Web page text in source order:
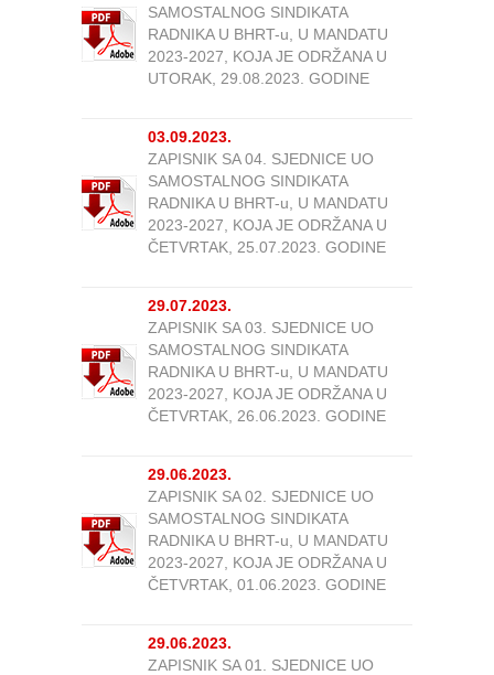
SAMOSTALNOG SINDIKATA
RADNIKA U BHRT-u, U MANDATU
2023-2027, KOJA JE ODRŽANA U
UTORAK, 29.08.2023. GODINE
03.09.2023.
ZAPISNIK SA 04. SJEDNICE UO
SAMOSTALNOG SINDIKATA
RADNIKA U BHRT-u, U MANDATU
2023-2027, KOJA JE ODRŽANA U
ČETVRTAK, 25.07.2023. GODINE
29.07.2023.
ZAPISNIK SA 03. SJEDNICE UO
SAMOSTALNOG SINDIKATA
RADNIKA U BHRT-u, U MANDATU
2023-2027, KOJA JE ODRŽANA U
ČETVRTAK, 26.06.2023. GODINE
29.06.2023.
ZAPISNIK SA 02. SJEDNICE UO
SAMOSTALNOG SINDIKATA
RADNIKA U BHRT-u, U MANDATU
2023-2027, KOJA JE ODRŽANA U
ČETVRTAK, 01.06.2023. GODINE
29.06.2023.
ZAPISNIK SA 01. SJEDNICE UO